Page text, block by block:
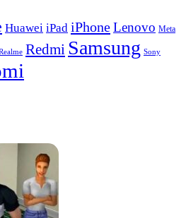
Huawei iPad iPhoneLenovo Meta
Redmi Samsung Sony